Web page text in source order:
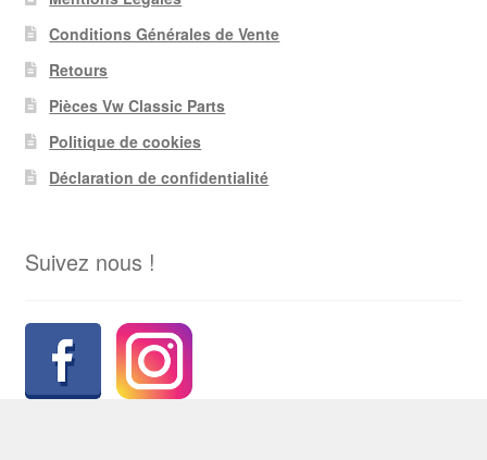
Conditions Générales de Vente
Retours
Pièces Vw Classic Parts
Politique de cookies
Déclaration de confidentialité
Suivez nous !